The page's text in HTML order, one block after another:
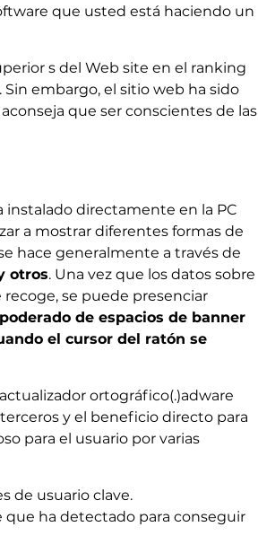
que usted está haciendo un
s del Web site en el ranking
embargo, el sitio web ha sido
que ser conscientes de las
directamente en la PC
a mostrar diferentes formas de
hace generalmente a través de
otros. Una vez que los datos sobre
se puede presenciar
de espacios de banner
el cursor del ratón se
ortográfico(.)adware
y el beneficio directo para
para el usuario por varias
de usuario clave.
que ha detectado para conseguir